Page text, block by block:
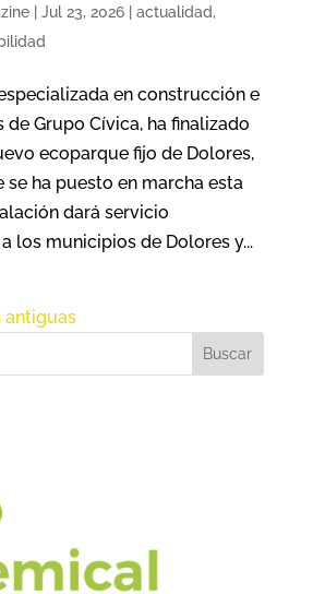
| Jul 23, 2026| actualidad,
en construcción e
Grupo Cívica, ha finalizado
ecoparque fijo de Dolores,
se ha puesto en marcha esta
dará servicio
los municipios de Dolores y...
antiguas
Buscar